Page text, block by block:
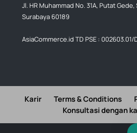
Jl. HR Muhammad No. 31A, Putat
Surabaya 60189
AsiaCommerce.id TD PSE : 002603.01/
Karir Terms & Conditions
Konsultasi dengan